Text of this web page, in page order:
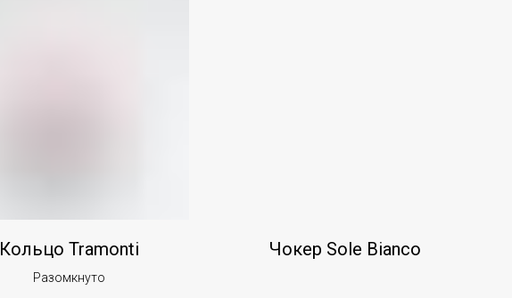
Кольцо Tramonti
Разомкнуто
Чокер Sole Bianco